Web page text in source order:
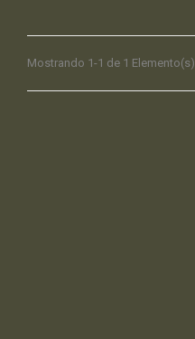
Mostrando 1-1 de 1 Elemento(s)